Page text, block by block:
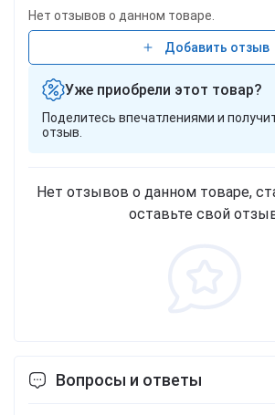
Нет отзывов о данном товаре.
Добавить отзыв
Уже приобрели этот товар?
Поделитесь впечатлениями и
отзыв.
Нет отзывов о данном товаре,
оставьте свой
Вопросы и ответы